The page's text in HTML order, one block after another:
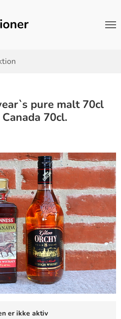
pure malt 70cl
70cl.
er ikke aktiv